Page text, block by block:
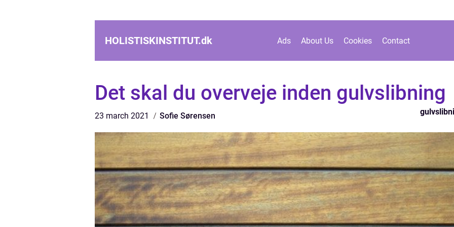
HOLISTISKINSTITUT.dk Ads About Us Cookies Contact
Det skal du overveje inden gulvslibning
23 march 2021 Sofie Sørensen